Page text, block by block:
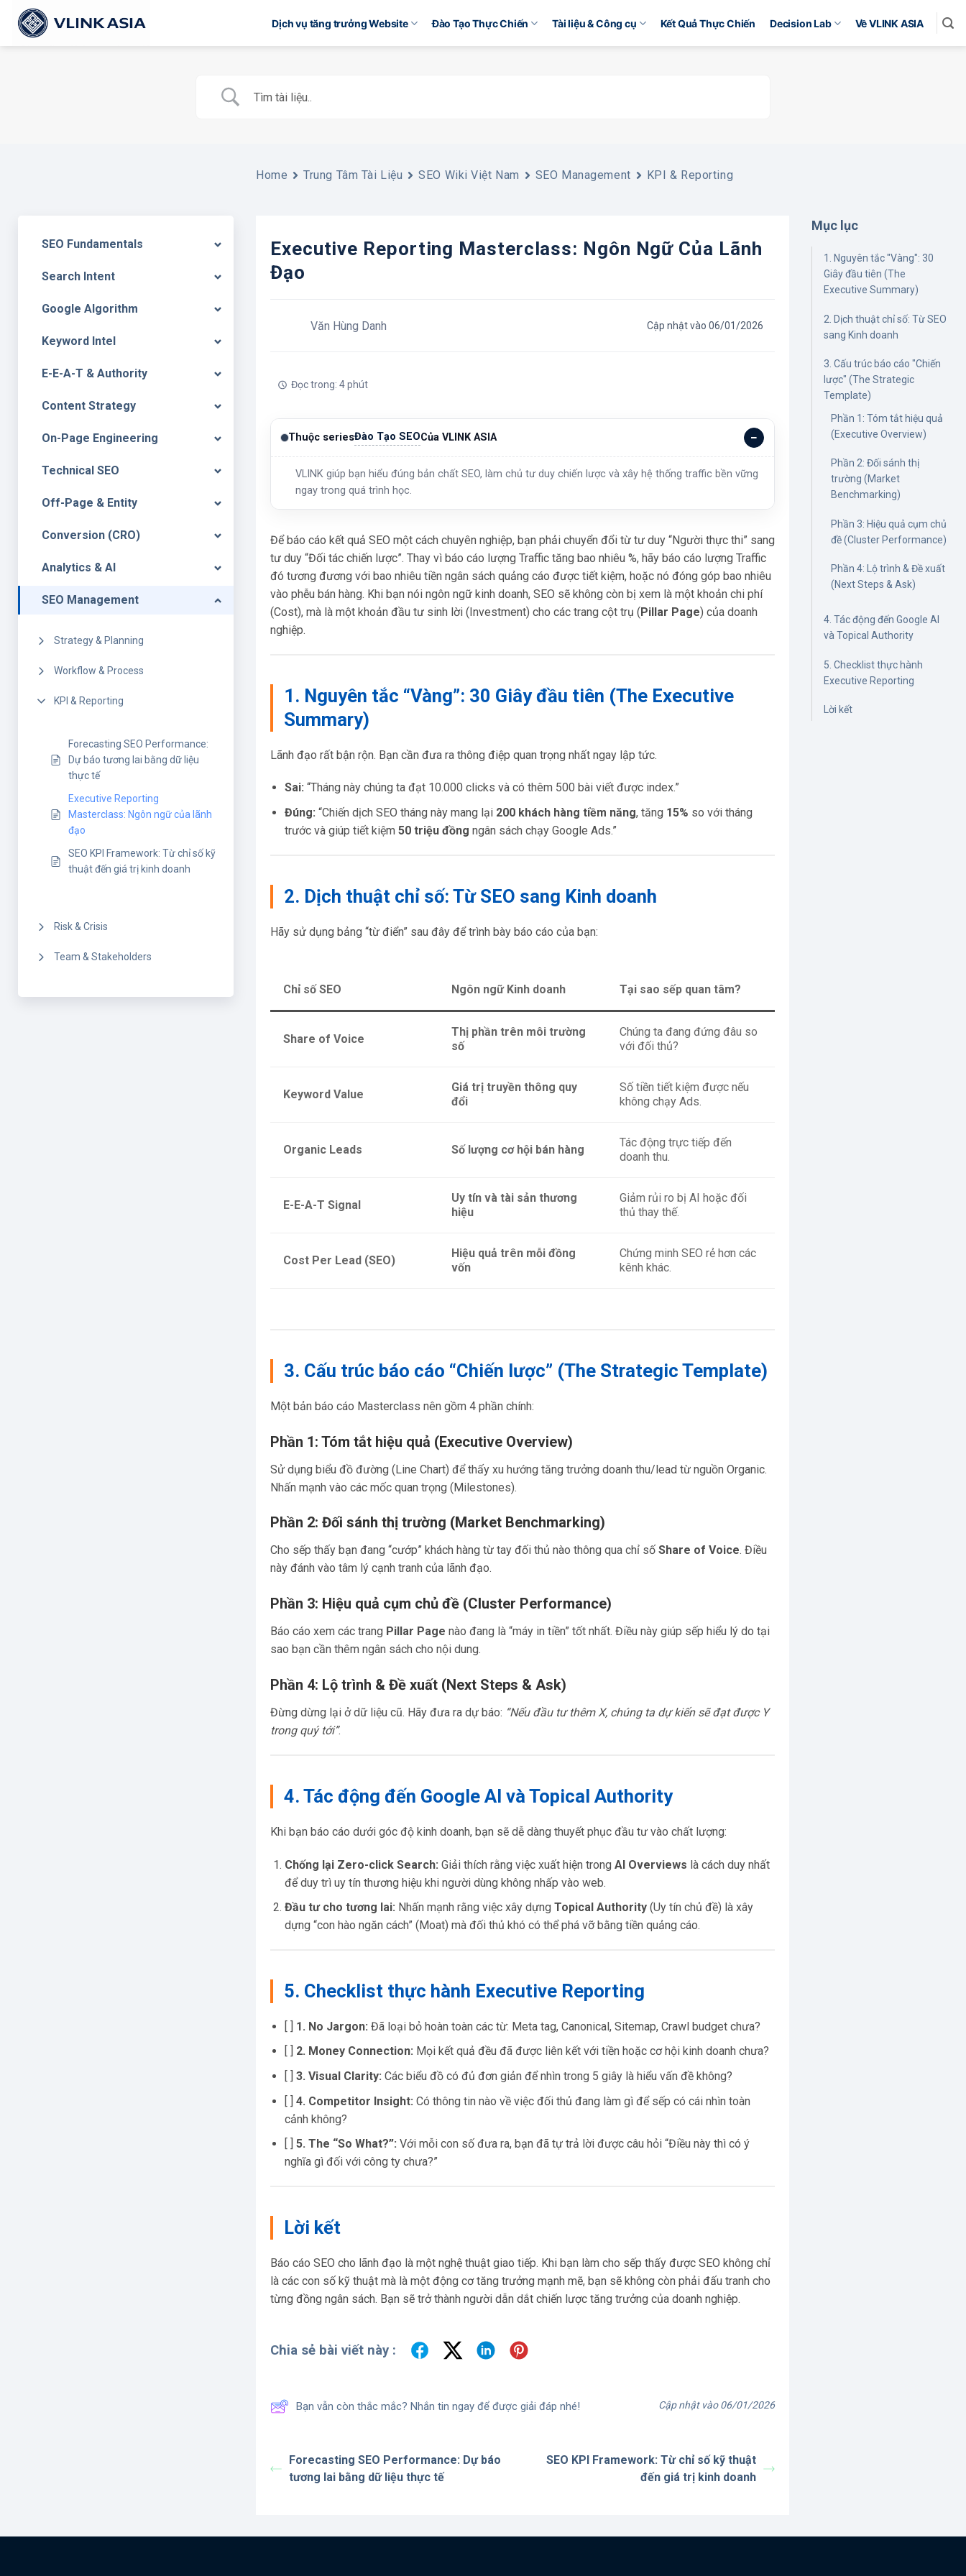
qua
nội
Dịch vụ tăng trưởng Website Đào Tạo Thực Chiến Tài liệu & Công cụ Kết Quả Thực Chiến Decision Lab Về VLINK ASIA
SEO Fundamentals
Search Intent
Google Algorithm
Keyword Intel
E-E-A-T & Authority
Content Strategy
On-Page Engineering
Technical SEO
Off-Page & Entity
Conversion (CRO)
Analytics & AI
SEO Management
Strategy & Planning
Workflow & Process
KPI & Reporting
Forecasting SEO Performance:
Dự báo tương lai bằng dữ liệu
thực tế
Executive Reporting
Masterclass: Ngôn ngữ của lãnh
đạo
SEO KPI Framework: Từ chỉ số kỹ
thuật đến giá trị kinh doanh
Risk & Crisis
Team & Stakeholders
Home Trung Tâm Tài Liệu SEO Wiki Việt Nam SEO Management KPI & Reporting
Executive Reporting Masterclass: Ngôn Ngữ Của Lãnh
Đạo
Văn Hùng Danh Cập nhật vào 06/01/2026
Đọc trong: 4 phút
Thuộc seriesĐào Tạo SEOCủa VLINK ASIA
VLINK giúp bạn hiểu đúng bản chất SEO, làm chủ tư duy chiến lược và xây hệ thống traffic bền vững
ngay trong quá trình học.
Để báo cáo kết quả SEO một cách chuyên nghiệp, bạn phải chuyển đổi từ tư duy “Người thực thi” sang
tư duy “Đối tác chiến lược”. Thay vì báo cáo lượng Traffic tăng bao nhiêu %, hãy báo cáo lượng Traffic
đó tương đương với bao nhiêu tiền ngân sách quảng cáo được tiết kiệm, hoặc nó đóng góp bao nhiêu
vào phễu bán hàng. Khi bạn nói ngôn ngữ kinh doanh, SEO sẽ không còn bị xem là một khoản chi phí
(Cost), mà là một khoản đầu tư sinh lời (Investment) cho các trang cột trụ (Pillar Page) của doanh
nghiệp.
1. Nguyên tắc “Vàng”: 30 Giây đầu tiên (The Executive
Summary)
Lãnh đạo rất bận rộn. Bạn cần đưa ra thông điệp quan trọng nhất ngay lập tức.
Sai: “Tháng này chúng ta đạt 10.000 clicks và có thêm 500 bài viết được index.”
Đúng: “Chiến dịch SEO tháng này mang lại 200 khách hàng tiềm năng, tăng 15% so với tháng
trước và giúp tiết kiệm 50 triệu đồng ngân sách chạy Google Ads.”
2. Dịch thuật chỉ số: Từ SEO sang Kinh doanh
Hãy sử dụng bảng “từ điển” sau đây để trình bày báo cáo của bạn:
Chỉ số SEO Ngôn ngữ Kinh doanh Tại sao sếp quan tâm?
Share of Voice
Thị phần trên môi trường
số
Chúng ta đang đứng đâu so
với đối thủ?
Keyword Value
Giá trị truyền thông quy
đổi
Số tiền tiết kiệm được nếu
không chạy Ads.
Organic Leads Số lượng cơ hội bán hàng
Tác động trực tiếp đến
doanh thu.
E-E-A-T Signal
Uy tín và tài sản thương
hiệu
Giảm rủi ro bị AI hoặc đối
thủ thay thế.
Cost Per Lead (SEO)
Hiệu quả trên mỗi đồng
vốn
Chứng minh SEO rẻ hơn các
kênh khác.
3. Cấu trúc báo cáo “Chiến lược” (The Strategic Template)
Một bản báo cáo Masterclass nên gồm 4 phần chính:
Phần 1: Tóm tắt hiệu quả (Executive Overview)
Sử dụng biểu đồ đường (Line Chart) để thấy xu hướng tăng trưởng doanh thu/lead từ nguồn Organic.
Nhấn mạnh vào các mốc quan trọng (Milestones).
Phần 2: Đối sánh thị trường (Market Benchmarking)
Cho sếp thấy bạn đang “cướp” khách hàng từ tay đối thủ nào thông qua chỉ số Share of Voice. Điều
này đánh vào tâm lý cạnh tranh của lãnh đạo.
Phần 3: Hiệu quả cụm chủ đề (Cluster Performance)
Báo cáo xem các trang Pillar Page nào đang là “máy in tiền” tốt nhất. Điều này giúp sếp hiểu lý do tại
sao bạn cần thêm ngân sách cho nội dung.
Phần 4: Lộ trình & Đề xuất (Next Steps & Ask)
Đừng dừng lại ở dữ liệu cũ. Hãy đưa ra dự báo: “Nếu đầu tư thêm X, chúng ta dự kiến sẽ đạt được Y
trong quý tới”.
4. Tác động đến Google AI và Topical Authority
Khi bạn báo cáo dưới góc độ kinh doanh, bạn sẽ dễ dàng thuyết phục đầu tư vào chất lượng:
Chống lại Zero-click Search: Giải thích rằng việc xuất hiện trong AI Overviews là cách duy nhất
để duy trì uy tín thương hiệu khi người dùng không nhấp vào web.
Đầu tư cho tương lai: Nhấn mạnh rằng việc xây dựng Topical Authority(Uy tín chủ đề) là xây
dựng “con hào ngăn cách” (Moat) mà đối thủ khó có thể phá vỡ bằng tiền quảng cáo.
5. Checklist thực hành Executive Reporting
[ ] 1. No Jargon: Đã loại bỏ hoàn toàn các từ: Meta tag, Canonical, Sitemap, Crawl budget chưa?
2. Money Connection: Mọi kết quả đều đã được liên kết với tiền hoặc cơ hội kinh doanh chưa?
[ ] 3. Visual Clarity: Các biểu đồ có đủ đơn giản để nhìn trong 5 giây là hiểu vấn đề không?
[ ] 4. Competitor Insight: Có thông tin nào về việc đối thủ đang làm gì để sếp có cái nhìn toàn
cảnh không?
5. The “So What?”: Với mỗi con số đưa ra, bạn đã tự trả lời được câu hỏi “Điều này thì có ý
nghĩa gì đối với công ty chưa?”
Lời kết
Báo cáo SEO cho lãnh đạo là một nghệ thuật giao tiếp. Khi bạn làm cho sếp thấy được SEO không chỉ
là các con số kỹ thuật mà là một động cơ tăng trưởng mạnh mẽ, bạn sẽ không còn phải đấu tranh cho
từng đồng ngân sách. Bạn sẽ trở thành người dẫn dắt chiến lược tăng trưởng của doanh nghiệp.
Chia sẻ bài viết này :
Bạn vẫn còn thắc mắc? Nhắn tin ngay để được giải đáp nhé! Cập nhật vào 06/01/2026
Forecasting SEO Performance: Dự báo
tương lai bằng dữ liệu thực tế
SEO KPI Framework: Từ chỉ số kỹ thuật
đến giá trị kinh doanh
Mục lục
1. Nguyên tắc "Vàng": 30
Giây đầu tiên (The
Executive Summary)
2. Dịch thuật chỉ số: Từ SEO
sang Kinh doanh
3. Cấu trúc báo cáo "Chiến
lược" (The Strategic
Template)
Phần 1: Tóm tắt hiệu quả
(Executive Overview)
Phần 2: Đối sánh thị
trường (Market
Benchmarking)
Phần 3: Hiệu quả cụm chủ
đề (Cluster Performance)
Phần 4: Lộ trình & Đề xuất
(Next Steps & Ask)
4. Tác động đến Google AI
và Topical Authority
5. Checklist thực hành
Executive Reporting
Lời kết